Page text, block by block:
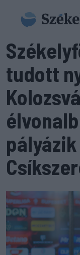
tudott
pályázik